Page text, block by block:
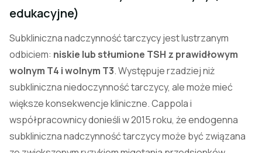
edukacyjne)
Subkliniczna nadczynność tarczycy jest lustrzanym
odbiciem: niskie lub stłumione TSH z prawidłowym
wolnym T4 i wolnym T3. Występuje rzadziej niż
subkliniczna niedoczynność tarczycy, ale może mieć
większe konsekwencje kliniczne. Cappola i
współpracownicy donieśli w 2015 roku, że endogenna
subkliniczna nadczynność tarczycy może być związana